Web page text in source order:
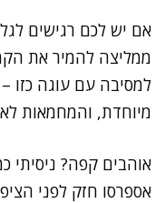
אם יש לכם רגישים
ממליצה להמיר את
למסיבה עם עוגה כזו
מיוחדת, והמחמאות
אוהבים קפה?
אספרסו חזק לפני